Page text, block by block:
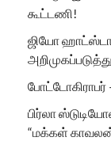
கூட்டணி!
ஜியோ
போட்டோகிராபர்
பிர்லா
“மக்கள்